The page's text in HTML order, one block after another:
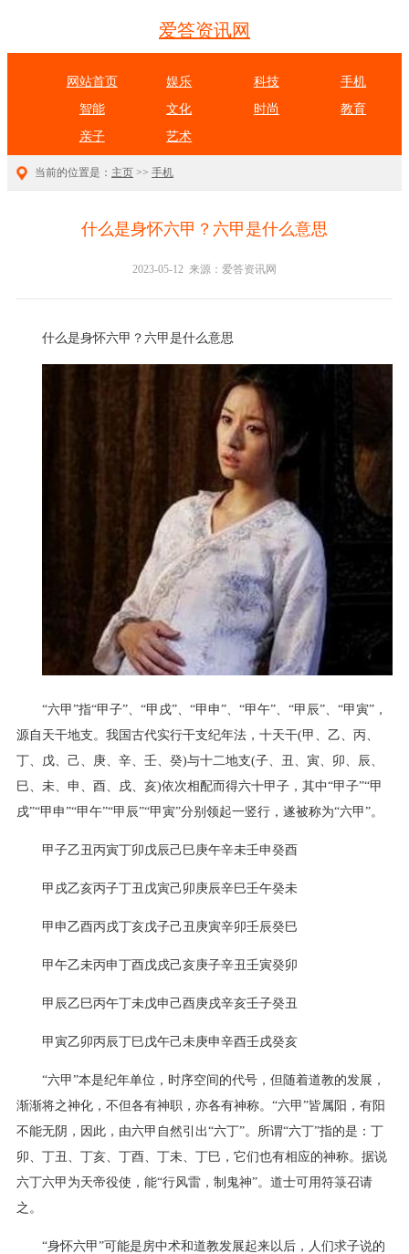
爱答资讯网
网站首页 娱乐 科技
手机
智能
文化 时尚
教育
亲子
艺术
当前的位置是： 主页 >> 手机
什么是身怀六甲？六甲是什么意思
2023-05-12 来源：爱答资讯网
什么是身怀六甲？六甲是什么意思
“六甲”指“甲子”、“甲戌”、“甲申”、“甲午”、“甲辰”、“甲寅”，
源自天干地支。我国古代实行干支纪年法，十天干(甲、乙、丙、
丁、戊、己、庚、辛、壬、癸)与十二地支(子、丑、寅、卯、辰、
巳、未、申、酉、戌、亥)依次相配而得六十甲子，其中“甲子”“甲
戌”“甲申”“甲午”“甲辰”“甲寅”分别领起一竖行，遂被称为“六甲”。
甲子乙丑丙寅丁卯戊辰己巳庚午辛未壬申癸酉
甲戌乙亥丙子丁丑戊寅己卯庚辰辛巳壬午癸未
甲申乙酉丙戌丁亥戊子己丑庚寅辛卯壬辰癸巳
甲午乙未丙申丁酉戊戌己亥庚子辛丑壬寅癸卯
甲辰乙巳丙午丁未戊申己酉庚戌辛亥壬子癸丑
甲寅乙卯丙辰丁巳戊午己未庚申辛酉壬戌癸亥
“六甲”本是纪年单位，时序空间的代号，但随着道教的发展，
渐渐将之神化，不但各有神职，亦各有神称。“六甲”皆属阳，有阳
不能无阴，因此，由六甲自然引出“六丁”。所谓“六丁”指的是：丁
卯、丁丑、丁亥、丁酉、丁未、丁巳，它们也有相应的神称。据说
六丁六甲为天帝役使，能“行风雷，制鬼神”。道士可用符箓召请
之。
“身怀六甲”可能是房中术和道教发展起来以后，人们求子说的